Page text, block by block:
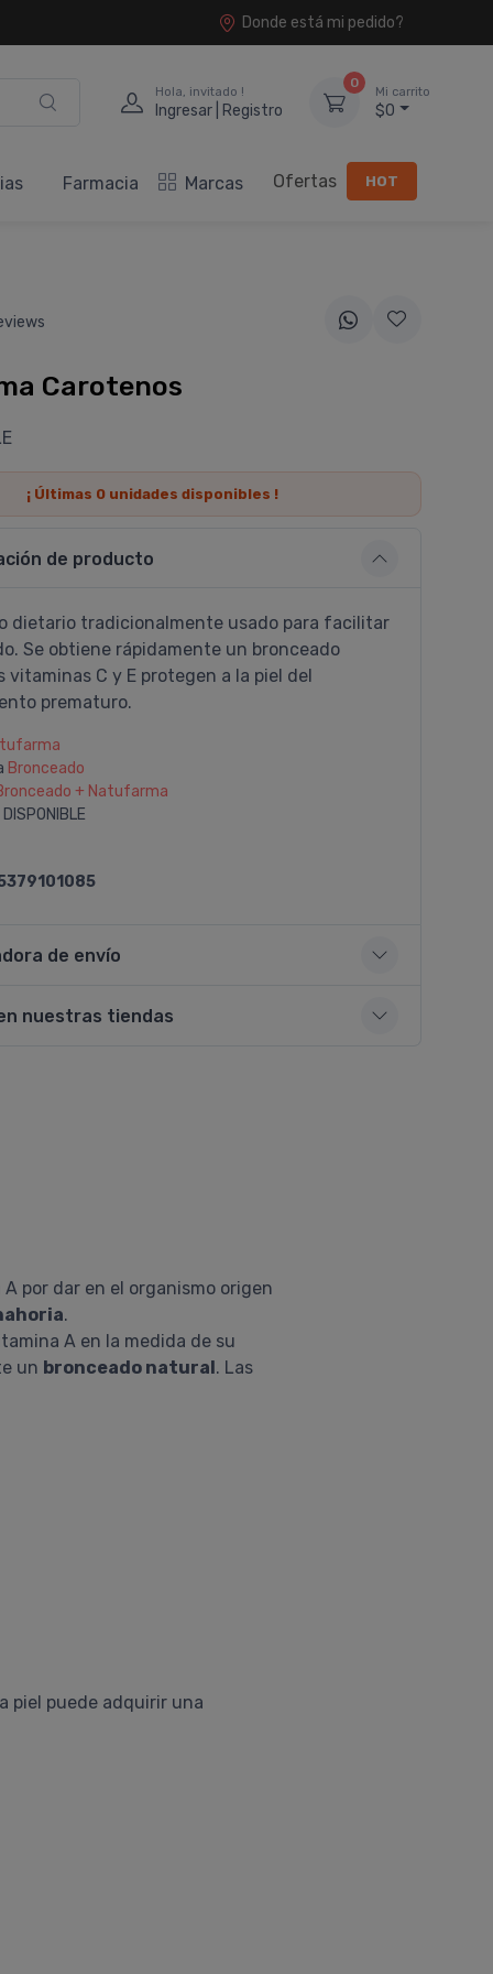
Donde está mi pedido?
Hola, invitado !
Ingresar | Registro
0
Mi carrito
$0
Farmacia Marcas Ofertas HOT
Carotenos
¡ Últimas 0 unidades disponibles !
de producto
dietario tradicionalmente usado para facilitar
Se obtiene rápidamente un bronceado
vitaminas C y E protegen a la piel del
prematuro.
Bronceado
+ Natufarma
DISPONIBLE
de envío
nuestras tiendas
por dar en el organismo origen
.
A en la medida de su
un bronceado natural. Las
piel puede adquirir una